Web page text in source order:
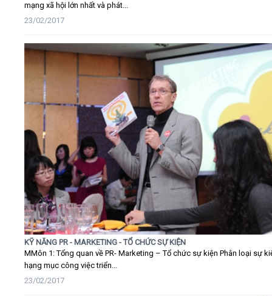
mạng xã hội lớn nhất và phát...
23/02/2017
KỸ NĂNG PR - MARKETING - TỔ CHỨC SỰ KIỆN
MMôn 1: Tổng quan về PR- Marketing – Tổ chức sự kiện Phân loại sự
hạng mục công việc triển...
23/02/2017